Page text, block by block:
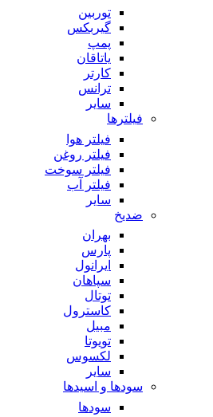
توربین
گیربکس
پمپ
یاتاقان
کارتر
ترانس
سایر
فیلترها
فیلتر هوا
فیلتر روغن
فیلتر سوخت
فیلتر آب
سایر
ضدیخ
بهران
پارس
ایرانول
سپاهان
توتال
کاسترول
مبیل
تویوتا
لکسوس
سایر
سودها و اسیدها
سود‌ها